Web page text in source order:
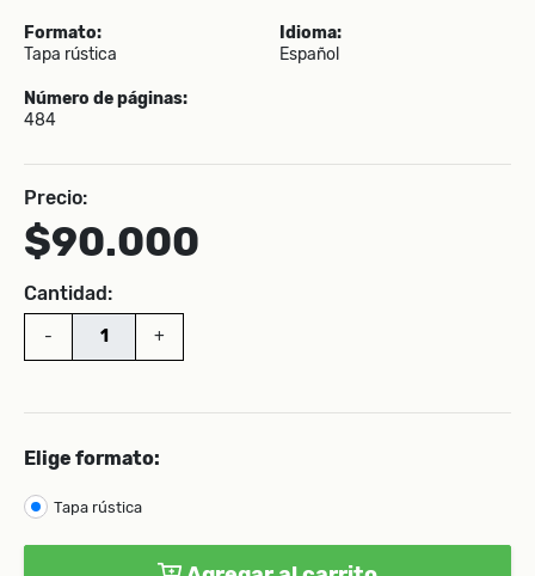
Formato:
Tapa rústica
Idioma:
Español
Número de páginas:
484
Precio:
$90.000
Cantidad:
- +
Elige formato:
Tapa rústica